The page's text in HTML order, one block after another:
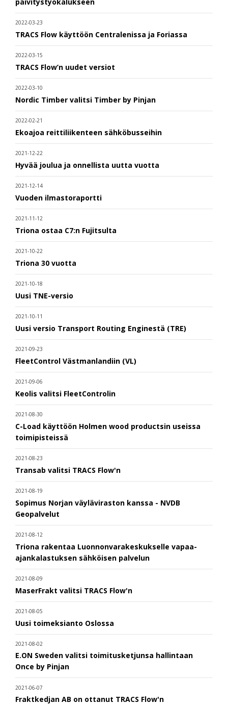
2022-03-23
TRACS Flow käyttöön Centralenissa ja Foriassa
2022-03-15
TRACS Flow’n uudet versiot
2022-03-10
Nordic Timber valitsi Timber by Pinjan
2022-02-21
Ekoajoa reittiliikenteen sähköbusseihin
2021-12-22
Hyvää joulua ja onnellista uutta vuotta
2021-12-14
Vuoden ilmastoraportti
2021-11-12
Triona ostaa C7:n Fujitsulta
2021-10-22
Triona 30 vuotta
2021-10-18
Uusi TNE-versio
2021-10-11
Uusi versio Transport Routing Enginestä (TRE)
2021-09-23
FleetControl Västmanlandiin (VL)
2021-09-06
Keolis valitsi FleetControlin
2021-08-30
C-Load käyttöön Holmen wood productsin useissa
toimipisteissä
2021-08-23
Transab valitsi TRACS Flow'n
2021-08-19
Sopimus Norjan väyläviraston kanssa - NVDB
Geopalvelut
2021-08-12
Triona rakentaa Luonnonvarakeskukselle vapaa-
ajankalastuksen sähköisen palvelun
2021-08-09
MaserFrakt valitsi TRACS Flow'n
2021-08-05
Uusi toimeksianto Oslossa
2021-08-02
E.ON Sweden valitsi toimitusketjunsa hallintaan
Once by Pinjan
2021-06-07
Fraktkedjan AB on ottanut TRACS Flow'n